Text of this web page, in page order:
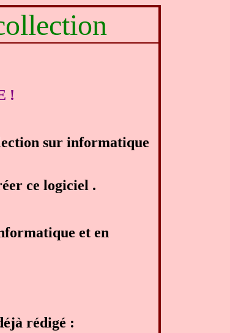
!
sur informatique
ce logiciel .
et en
rédigé :